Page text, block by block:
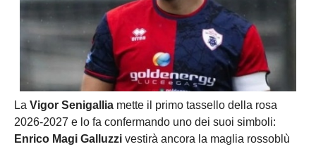
La Vigor Senigallia mette il primo tassello della rosa
2026-2027 e lo fa confermando uno dei suoi simboli:
Enrico Magi Galluzzi vestirà ancora la maglia rossoblù